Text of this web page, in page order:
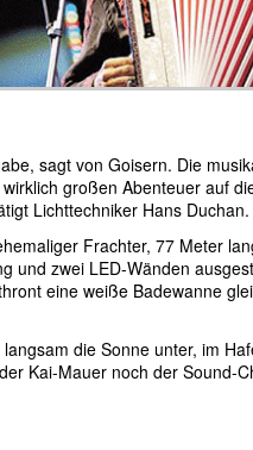
sagt von Goisern. Die
großen Abenteuer auf
Lichttechniker Hans Duchan.
Frachter, 77 Meter
und zwei LED-Wänden
eine weiße Badewanne
die Sonne unter, im
Kai-Mauer noch der Sound-